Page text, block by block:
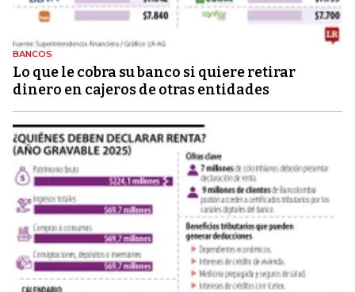
BANCOS
Lo que le cobra su banco si quiere retirar
dinero en cajeros de otras entidades